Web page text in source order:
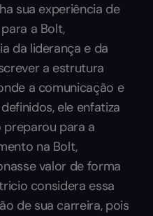
sua experiência de
a Bolt,
da liderança e da
a estrutura
a comunicação e
ele enfatiza
preparou para a
na Bolt,
valor de forma
considera essa
de sua carreira, pois